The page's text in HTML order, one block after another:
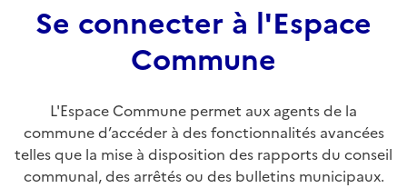
Se connecter à l'Espace
Commune
L'Espace Commune permet aux agents de la
commune d’accéder à des fonctionnalités avancées
telles que la mise à disposition des rapports du conseil
communal, des arrêtés ou des bulletins municipaux.